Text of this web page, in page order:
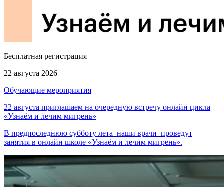
Бесплатная регистрация
22 августа 2026
Обучающие мероприятия
22 августа приглашаем на очередную встречу онлайн цикла
«Узнаём и лечим мигрень»
В предпоследнюю субботу лета наши врачи проведут
занятия в онлайн школе «Узнаём и лечим мигрень».